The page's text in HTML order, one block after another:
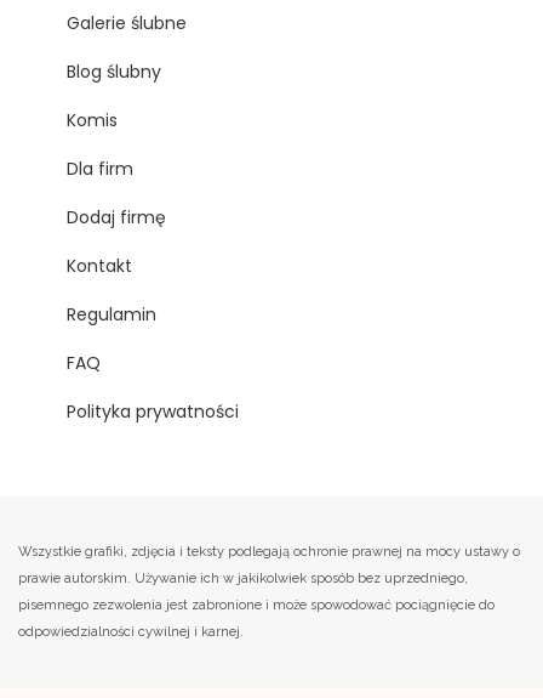
Galerie ślubne
Blog ślubny
Komis
Dla firm
Dodaj firmę
Kontakt
Regulamin
FAQ
Polityka prywatności
Wszystkie grafiki, zdjęcia i teksty podlegają ochronie prawnej na mocy ustawy o
prawie autorskim. Używanie ich w jakikolwiek sposób bez uprzedniego,
pisemnego zezwolenia jest zabronione i może spowodować pociągnięcie do
odpowiedzialności cywilnej i karnej.